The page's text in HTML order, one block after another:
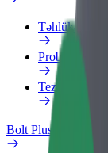
Təhlükəsizlik
Problemi bildir
Tez-tez
Bolt Plus